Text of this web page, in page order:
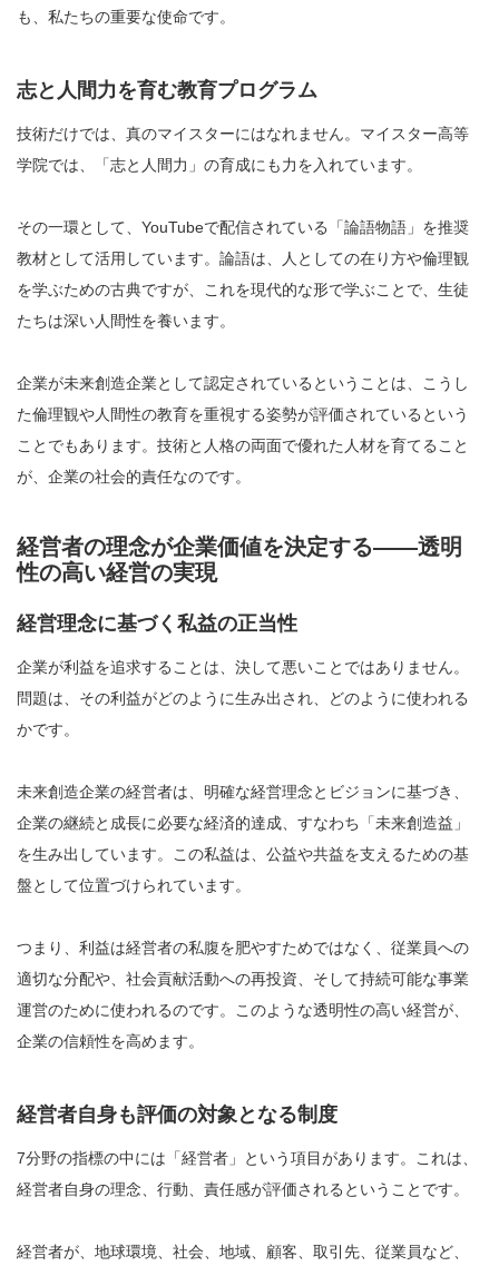
も、私たちの重要な使命です。
志と人間力を育む教育プログラム
技術だけでは、真のマイスターにはなれません。マイスター高等
学院では、「志と人間力」の育成にも力を入れています。
その一環として、YouTubeで配信されている「論語物語」を推奨
教材として活用しています。論語は、人としての在り方や倫理観
を学ぶための古典ですが、これを現代的な形で学ぶことで、生徒
たちは深い人間性を養います。
企業が未来創造企業として認定されているということは、こうし
た倫理観や人間性の教育を重視する姿勢が評価されているという
ことでもあります。技術と人格の両面で優れた人材を育てること
が、企業の社会的責任なのです。
経営者の理念が企業価値を決定する――透明
性の高い経営の実現
経営理念に基づく私益の正当性
企業が利益を追求することは、決して悪いことではありません。
問題は、その利益がどのように生み出され、どのように使われる
かです。
未来創造企業の経営者は、明確な経営理念とビジョンに基づき、
企業の継続と成長に必要な経済的達成、すなわち「未来創造益」
を生み出しています。この私益は、公益や共益を支えるための基
盤として位置づけられています。
つまり、利益は経営者の私腹を肥やすためではなく、従業員への
適切な分配や、社会貢献活動への再投資、そして持続可能な事業
運営のために使われるのです。このような透明性の高い経営が、
企業の信頼性を高めます。
経営者自身も評価の対象となる制度
7分野の指標の中には「経営者」という項目があります。これは、
経営者自身の理念、行動、責任感が評価されるということです。
経営者が、地球環境、社会、地域、顧客、取引先、従業員など、